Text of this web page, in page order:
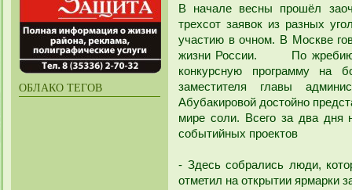
ОБЛАКО ТЕГОВ
В начале весны прошёл
трехсот заявок из разных
участию в очном. В Москве
жизни России. По жребию
конкурсную программу на
заместителя главы
Абубакировой достойно
мире соли. Всего за два дня
событийных проектов
- Здесь собрались люди,
отметил на открытии ярмарки